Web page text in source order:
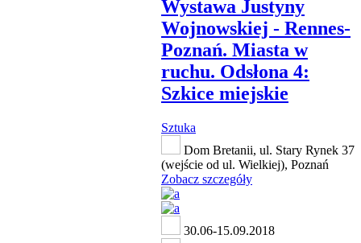
Wystawa Justyny
Wojnowskiej - Rennes-
Poznań. Miasta w
ruchu. Odsłona 4:
Szkice miejskie
Sztuka
Dom Bretanii, ul. Stary Rynek 37
(wejście od ul. Wielkiej), Poznań
Zobacz szczegóły
30.06-15.09.2018